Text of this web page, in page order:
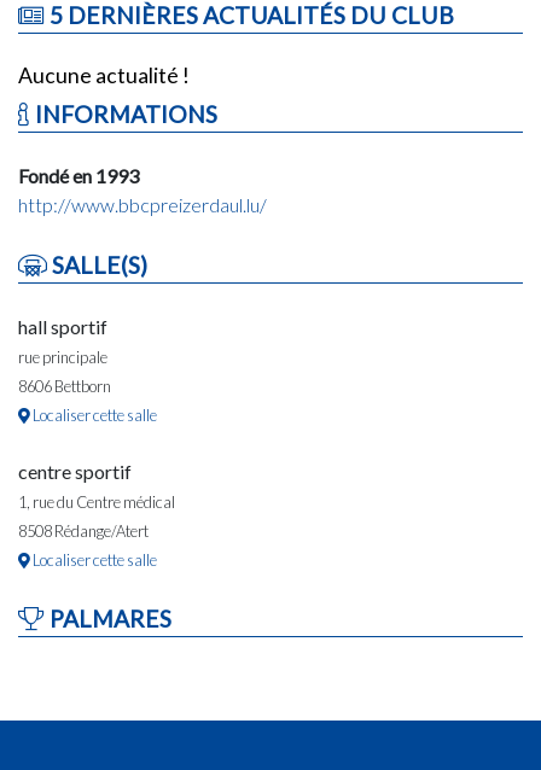
5 DERNIÈRES ACTUALITÉS DU CLUB
Aucune actualité !
INFORMATIONS
Fondé en 1993
http://www.bbcpreizerdaul.lu/
SALLE(S)
hall sportif
rue principale
8606 Bettborn
Localiser cette salle
centre sportif
1, rue du Centre médical
8508 Rédange/Atert
Localiser cette salle
PALMARES